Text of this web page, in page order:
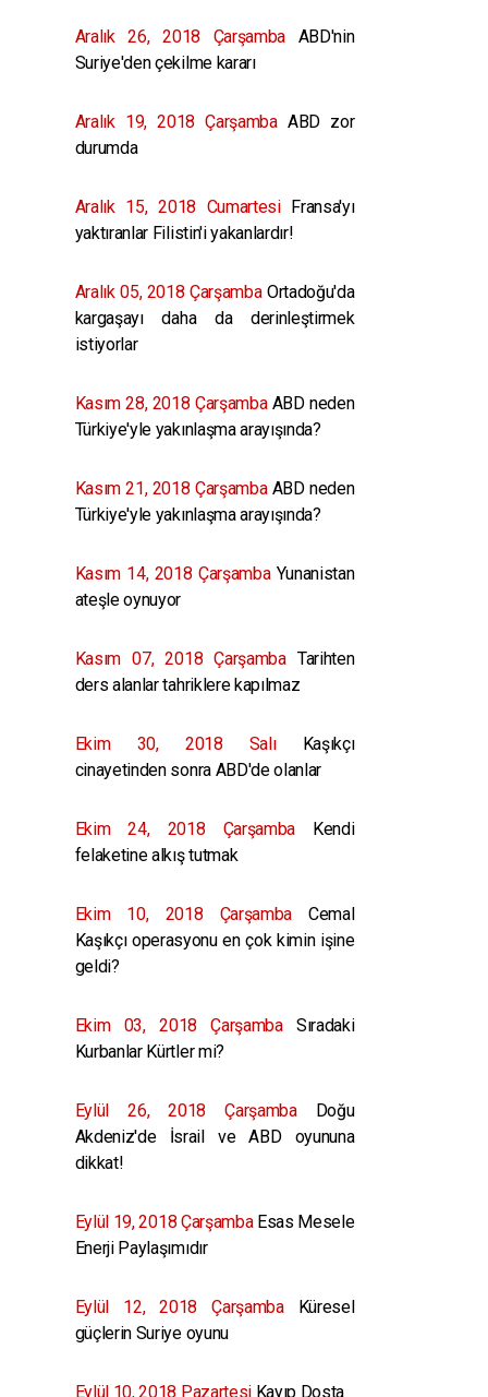
Aralık 26, 2018 Çarşamba ABD'nin
Suriye'den çekilme kararı
Aralık 19, 2018 ÇarşambaABD zor
durumda
Aralık 15, 2018 CumartesiFransa'yı
yaktıranlar Filistin'i yakanlardır!
Aralık 05, 2018 ÇarşambaOrtadoğu'da
kargaşayı daha da derinleştirmek
istiyorlar
Kasım 28, 2018 ÇarşambaABD neden
Türkiye'yle yakınlaşma arayışında?
Kasım 21, 2018 ÇarşambaABD neden
Türkiye'yle yakınlaşma arayışında?
Kasım 14, 2018 ÇarşambaYunanistan
ateşle oynuyor
Kasım 07, 2018 ÇarşambaTarihten
ders alanlar tahriklere kapılmaz
Ekim 30, 2018 SalıKaşıkçı
cinayetinden sonra ABD'de olanlar
Ekim 24, 2018 ÇarşambaKendi
felaketine alkış tutmak
Ekim 10, 2018 ÇarşambaCemal
Kaşıkçı operasyonu en çok kimin işine
geldi?
Ekim 03, 2018 ÇarşambaSıradaki
Kurbanlar Kürtler mi?
Eylül 26, 2018 ÇarşambaDoğu
Akdeniz'de İsrail ve ABD oyununa
dikkat!
Eylül 19, 2018 ÇarşambaEsas Mesele
Enerji Paylaşımıdır
Eylül 12, 2018 ÇarşambaKüresel
güçlerin Suriye oyunu
Eylül 10, 2018 PazartesiKayıp Dosta